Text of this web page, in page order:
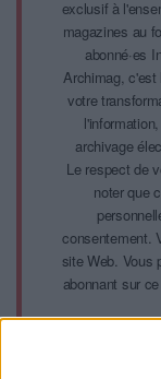
exclusif à
magazines au
abonné·es
Archimag,
votre
archivage
Le respect de
noter que
consentement.
site Web. Vous
abonnant sur